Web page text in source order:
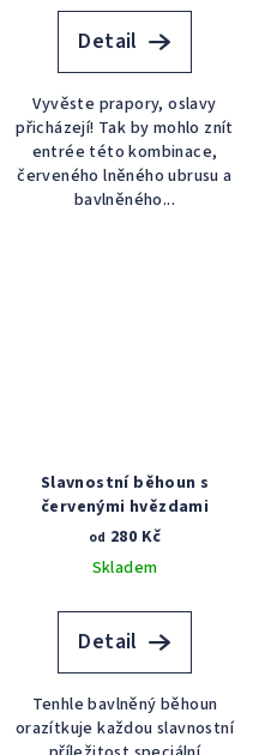
Detail
Vyvěste prapory, oslavy
přicházejí! Tak by mohlo znít
entrée této kombinace,
červeného lněného ubrusu a
bavlněného...
Slavnostní běhoun s
červenými hvězdami
od 280 Kč
Skladem
Detail
Tenhle bavlněný běhoun
orazítkuje každou slavnostní